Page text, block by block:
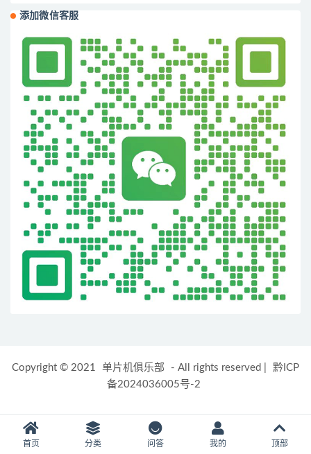
添加微信客服
Copyright © 2021 单片机俱乐部 - All rights reserved
黔ICP
备2024036005号-2
首页 分类 问答 我的 顶部